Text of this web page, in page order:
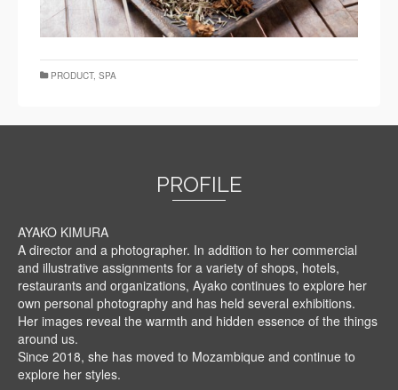
PRODUCT, SPA
PROFILE
AYAKO KIMURA
A director and a photographer. In addition to her commercial
and illustrative assignments for a variety of shops, hotels,
restaurants and organizations, Ayako continues to explore her
own personal photography and has held several exhibitions.
Her images reveal the warmth and hidden essence of the things
around us.
Since 2018, she has moved to Mozambique and continue to
explore her styles.